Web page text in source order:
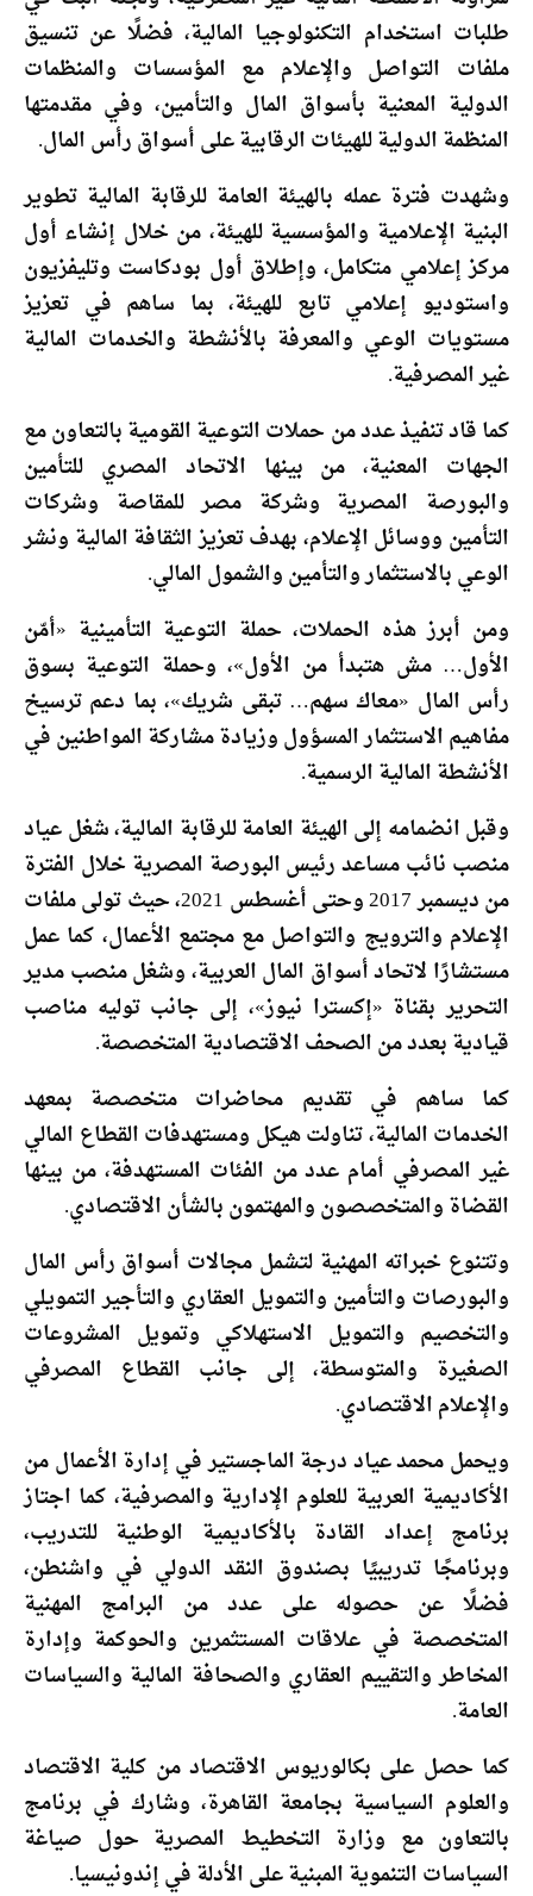
طلبات استخدام التكنولوجيا المالية، فضلًا عن تنسيق
ملفات التواصل والإعلام مع المؤسسات والمنظمات
الدولية المعنية بأسواق المال والتأمين، وفي مقدمتها
المنظمة الدولية للهيئات الرقابية على أسواق رأس المال.
وشهدت فترة عمله بالهيئة العامة للرقابة المالية تطوير
البنية الإعلامية والمؤسسية للهيئة، من خلال إنشاء أول
مركز إعلامي متكامل، وإطلاق أول بودكاست وتليفزيون
واستوديو إعلامي تابع للهيئة، بما ساهم في تعزيز
مستويات الوعي والمعرفة بالأنشطة والخدمات المالية
غير المصرفية.
كما قاد تنفيذ عدد من حملات التوعية القومية بالتعاون مع
الجهات المعنية، من بينها الاتحاد المصري للتأمين
والبورصة المصرية وشركة مصر للمقاصة وشركات
التأمين ووسائل الإعلام، بهدف تعزيز الثقافة المالية ونشر
الوعي بالاستثمار والتأمين والشمول المالي.
ومن أبرز هذه الحملات، حملة التوعية التأمينية «أمّن
الأول… مش هتبدأ من الأول»، وحملة التوعية بسوق
رأس المال «معاك سهم… تبقى شريك»، بما دعم ترسيخ
مفاهيم الاستثمار المسؤول وزيادة مشاركة المواطنين في
الأنشطة المالية الرسمية.
وقبل انضمامه إلى الهيئة العامة للرقابة المالية، شغل عياد
منصب نائب مساعد رئيس البورصة المصرية خلال الفترة
من ديسمبر 2017 وحتى أغسطس 2021، حيث تولى ملفات
الإعلام والترويج والتواصل مع مجتمع الأعمال، كما عمل
مستشارًا لاتحاد أسواق المال العربية، وشغل منصب مدير
التحرير بقناة «إكسترا نيوز»، إلى جانب توليه مناصب
قيادية بعدد من الصحف الاقتصادية المتخصصة.
كما ساهم في تقديم محاضرات متخصصة بمعهد
الخدمات المالية، تناولت هيكل ومستهدفات القطاع المالي
غير المصرفي أمام عدد من الفئات المستهدفة، من بينها
القضاة والمتخصصون والمهتمون بالشأن الاقتصادي.
وتتنوع خبراته المهنية لتشمل مجالات أسواق رأس المال
والبورصات والتأمين والتمويل العقاري والتأجير التمويلي
والتخصيم والتمويل الاستهلاكي وتمويل المشروعات
الصغيرة والمتوسطة، إلى جانب القطاع المصرفي
والإعلام الاقتصادي.
ويحمل محمد عياد درجة الماجستير في إدارة الأعمال من
الأكاديمية العربية للعلوم الإدارية والمصرفية، كما اجتاز
برنامج إعداد القادة بالأكاديمية الوطنية للتدريب،
وبرنامجًا تدريبيًا بصندوق النقد الدولي في واشنطن،
فضلًا عن حصوله على عدد من البرامج المهنية
المتخصصة في علاقات المستثمرين والحوكمة وإدارة
المخاطر والتقييم العقاري والصحافة المالية والسياسات
العامة.
كما حصل على بكالوريوس الاقتصاد من كلية الاقتصاد
والعلوم السياسية بجامعة القاهرة، وشارك في برنامج
بالتعاون مع وزارة التخطيط المصرية حول صياغة
السياسات التنموية المبنية على الأدلة في إندونيسيا.